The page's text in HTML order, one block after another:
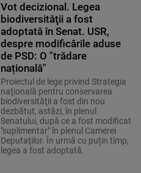
Vot decizional. Legea
biodiversităţii a fost
adoptată în Senat. USR,
despre modificările aduse
de PSD: O "trădare
națională"
Proiectul de lege privind Strategia
naţională pentru conservarea
biodiversităţii a fost din nou
dezbătut, astăzi, în plenul
Senatului, după ce a fost modificat
"suplimentar" în plenul Camerei
Deputaţilor. În urmă cu puțin timp,
legea a fost adoptată.